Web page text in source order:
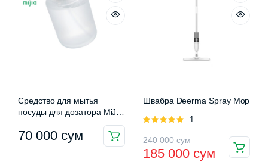
Средство для мытья
посуды для дозатора MiJia
Dispenser
70 000 сум
Швабра Deerma Spray Mop
Оценка
1
240 000сум
Первоначальная
цена
185 000 сум
Текущая
цена: